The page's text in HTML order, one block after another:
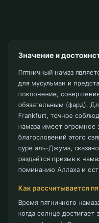
Значение и
Пятничный намаз
для мусульман и
поклонение,
обязательным (фард).
Frankfurt, точное
намаза имеет огромное
благословений этого
суре аль-Джума,
раздаётся призыв к
поминанию Аллаха и
Как рассчитывается
Время пятничного
когда солнце достигает